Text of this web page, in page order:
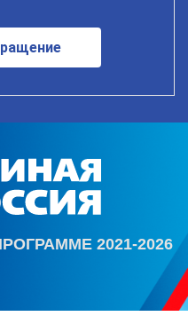
2021-2026